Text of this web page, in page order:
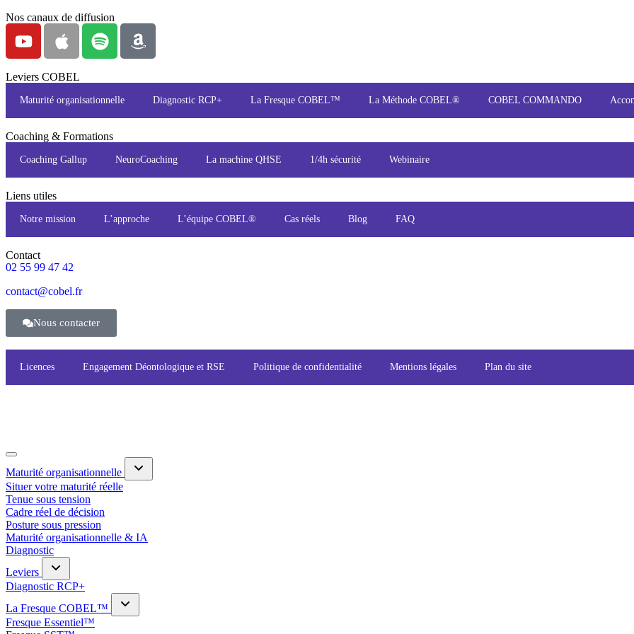
Nos canaux de diffusion
Leviers COBEL
Maturité organisationnelle Diagnostic RCP+ La Fresque COBEL™ La Méthode COBEL® COBEL COMMANDO
Coaching & Formations
Coaching Gallup NeuroCoaching La machine QHSE 1/4h sécurité Webinaire
Liens utiles
Notre mission L’approche L’équipe COBEL® Cas réels Blog FAQ
Contact
02 55 99 47 42
contact@cobel.fr
Nous contacter
Licences Engagement Déontologique et RSE Politique de confidentialité Mentions légales Plan du site
Maturité organisationnelle
Situer votre maturité réelle
Tenue sous tension
Cadre réel de décision
Posture sous pression
Maturité organisationnelle & IA
Diagnostic
Leviers
Diagnostic RCP+
La Fresque COBEL™
Fresque Essentiel™